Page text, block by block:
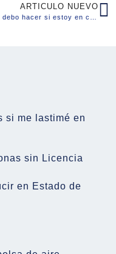
ARTICULO NUEVO
si me lastimé en
sin Licencia
en Estado de